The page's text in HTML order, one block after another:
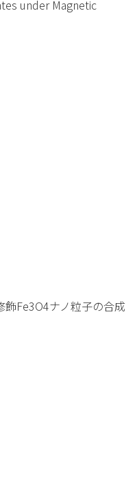
Magnetic
Fe3O4ナノ粒子の合成